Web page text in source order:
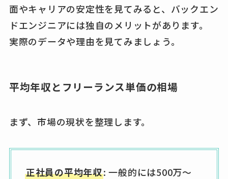
面やキャリアの安定性を見てみると、バックエン
ドエンジニアには独自のメリットがあります。
実際のデータや理由を見てみましょう。
平均年収とフリーランス単価の相場
まず、市場の現状を整理します。
正社員の平均年収: 一般的には500万〜